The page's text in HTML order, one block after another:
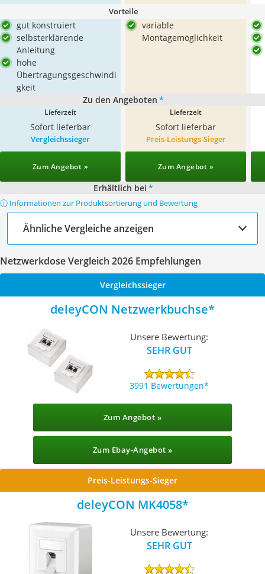
Vorteile
gut konstruiert
selbsterklärende
Anleitung
hohe
Übertragungsgeschwindi
gkeit
variable
Montagemöglichkeit
Zu den Angeboten *
Lieferzeit
Sofort lieferbar
Lieferzeit
Sofort lieferbar
Vergleichssieger
Zum Angebot »
Preis-Leistungs-Sieger
Zum Angebot »
Erhältlich bei *
ⓘ Informationen zur Produktsortierung und Bewertung
Ähnliche Vergleiche anzeigen
Netzwerkdose Vergleich 2026 Empfehlungen
Vergleichssieger
deleyCON Netzwerkbuchse
Unsere Bewertung:
SEHR GUT
3991 Bewertungen
Zum Angebot »
Zum Ebay-Angebot »
Preis-Leistungs-Sieger
deleyCON MK4058
Unsere Bewertung:
SEHR GUT